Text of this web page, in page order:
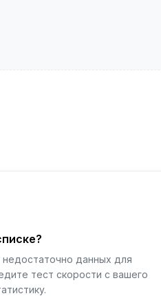
данных для
тест скорости с вашего